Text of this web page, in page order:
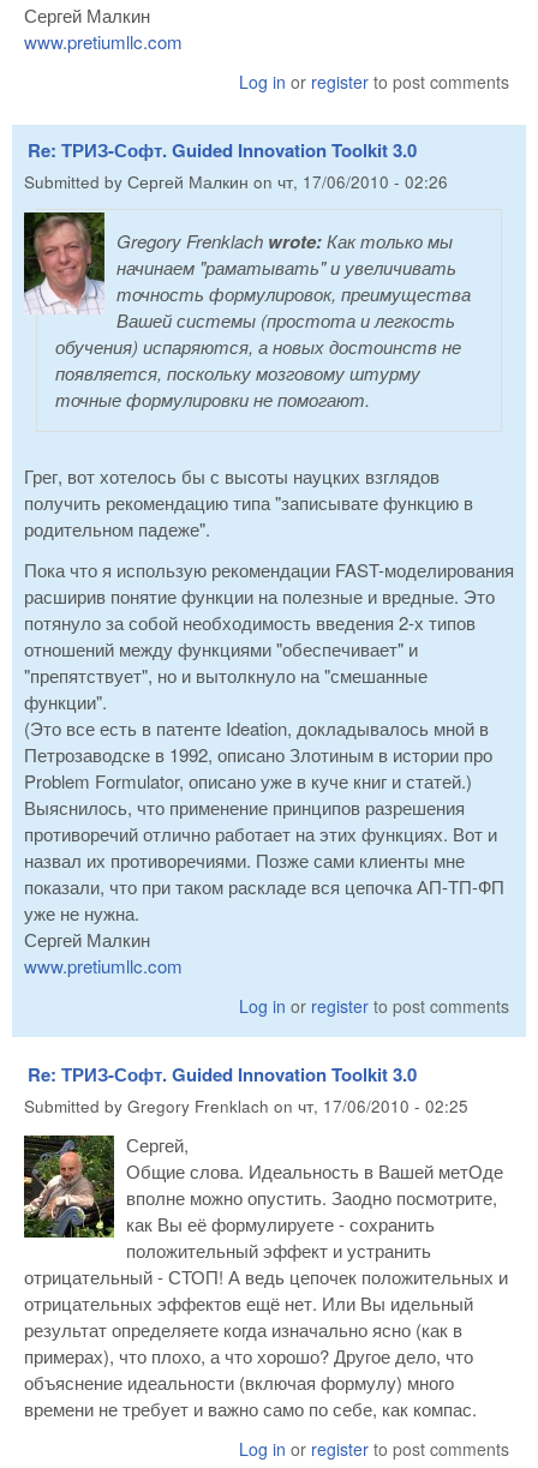
Сергей Малкин
www.pretiumllc.com
Log in or register to post comments
Re: ТРИЗ-Софт. Guided Innovation Toolkit 3.0
Submitted by Сергей Малкин on чт, 17/06/2010 - 02:26
Gregory Frenklach wrote:Как только мы
начинаем "раматывать" и увеличивать
точность формулировок, преимущества
Вашей системы (простота и легкость
обучения) испаряются, а новых достоинств не
появляется, поскольку мозговому штурму
точные формулировки не помогают.
Грег, вот хотелось бы с высоты науцких взглядов
получить рекомендацию типа "записывате функцию в
родительном падеже".
Пока что я использую рекомендации FAST-моделирования
расширив понятие функции на полезные и вредные. Это
потянуло за собой необходимость введения 2-х типов
отношений между функциями "обеспечивает" и
"препятствует", но и вытолкнуло на "смешанные
функции".
(Это все есть в патенте Ideation, докладывалось мной в
Петрозаводске в 1992, описано Злотиным в истории про
Problem Formulator, описано уже в куче книг и статей.)
Выяснилось, что применение принципов разрешения
противоречий отлично работает на этих функциях. Вот и
назвал их противоречиями. Позже сами клиенты мне
показали, что при таком раскладе вся цепочка АП-ТП-ФП
уже не нужна.
Сергей Малкин
www.pretiumllc.com
Log in or register to post comments
Re: ТРИЗ-Софт. Guided Innovation Toolkit 3.0
Submitted by Gregory Frenklach on чт, 17/06/2010 - 02:25
Сергей,
Общие слова. Идеальность в Вашей метОде
вполне можно опустить. Заодно посмотрите,
как Вы её формулируете - сохранить
положительный эффект и устранить
отрицательный - СТОП! А ведь цепочек положительных и
отрицательных эффектов ещё нет. Или Вы идельный
результат определяете когда изначально ясно (как в
примерах), что плохо, а что хорошо? Другое дело, что
объяснение идеальности (включая формулу) много
времени не требует и важно само по себе, как компас.
Log in or register to post comments